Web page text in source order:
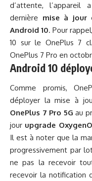
d’attente, l’appareil
dernière mise à jour
Android 10. Pour
10 sur le OnePlus 7
OnePlus 7 Pro en
Android 10
Comme promis,
déployer la mise à
OnePlus 7 Pro 5G au
jour upgrade
Il est à noter que la
progressivement par
ne pas la recevoir
recevoir la notification